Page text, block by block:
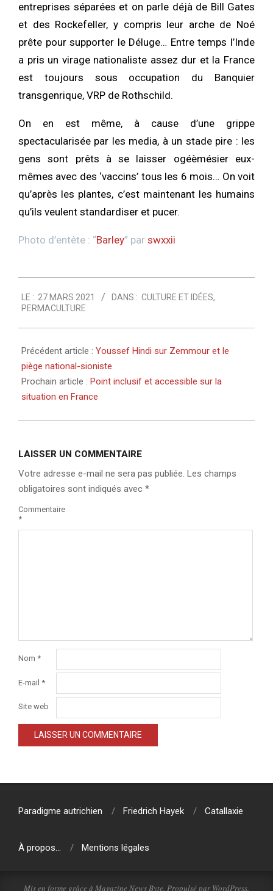
entreprises séparées et on parle déjà de Bill Gates
et des Rockefeller, y compris leur arche de Noé
prête pour supporter le Déluge… Entre temps l’Inde
a pris un virage nationaliste assez dur et la France
est toujours sous occupation du Banquier
transgenrique, VRP de Rothschild.
On en est même, à cause d’une grippe
spectacularisée par les media, à un stade pire : les
gens sont prêts à se laisser ogéèmésier eux-
mêmes avec des ‘vaccins’ tous les 6 mois… On voit
qu’après les plantes, c’est maintenant les humains
qu’ils veulent standardiser et pucer.
Photo d’entête : “Barley” par swxxii
03-
27
LE : 27 MARS 2021 DANS : CULTURE ET IDÉES,
PERMACULTURE
Précédent article : Youssef Hindi sur Zemmour et le
piège national-sioniste
Prochain article : Point inclusif et accessible sur la
situation en France
LAISSER UN COMMENTAIRE
Votre adresse e-mail ne sera pas publiée. Les champs
obligatoires sont indiqués avec *
Commentaire
*
Nom *
E-mail *
Site web
Paradigme autrichien Friedrich Hayek Catallaxie
À propos… Mentions légales
Mis en forme grâce à Magazine News Byte. Propulsé par WordPress.